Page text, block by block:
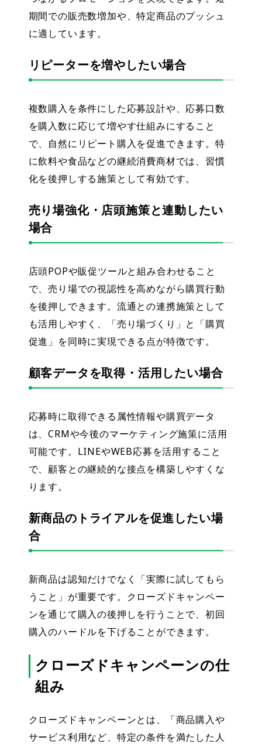
期間での販売数増加や、特定商品のプッシュ
に適しています。
リピーターを増やしたい場合
複数購入を条件にした応募設計や、応募口数
を購入数に応じて増やす仕組みにすること
で、自然にリピート購入を促進できます。特
に飲料や食品などの継続消費商材では、習慣
化を後押しする施策として有効です。
売り場強化・店頭施策と連動したい
場合
店頭POPや販促ツールと組み合わせること
で、売り場での視認性を高めながら購買行動
を後押しできます。流通との連携施策として
も活用しやすく、「売り場づくり」と「購買
促進」を同時に実現できる点が特徴です。
顧客データを取得・活用したい場合
応募時に取得できる属性情報や購買データ
は、CRMや今後のマーケティング施策に活用
可能です。LINEやWEB応募を活用すること
で、顧客との継続的な接点を構築しやすくな
ります。
新商品のトライアルを促進したい場
合
新商品は認知だけでなく「実際に試してもら
うこと」が重要です。クローズドキャンペー
ンを通じて購入の後押しを行うことで、初回
購入のハードルを下げることができます。
クローズドキャンペーンの仕
組み
クローズドキャンペーンとは、「商品購入や
サービス利用など、特定の条件を満たした人